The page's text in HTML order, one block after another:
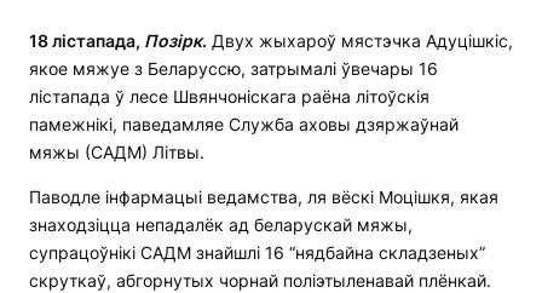
18 лістапада, Позірк. Двух жыхароў мястэчка Адуцішкіс,
якое мяжуе з Беларуссю, затрымалі ўвечары 16
лістапада ў лесе Швянчоніскага раёна літоўскія
памежнікі, паведамляе Служба аховы дзяржаўнай
мяжы (САДМ) Літвы.
Паводле інфармацыі ведамства, ля вёскі Моцішкя, якая
знаходзіцца непадалёк ад беларускай мяжы,
супрацоўнікі САДМ знайшлі 16 “нядбайна складзеных”
скруткаў, абгорнутых чорнай поліэтыленавай плёнкай.